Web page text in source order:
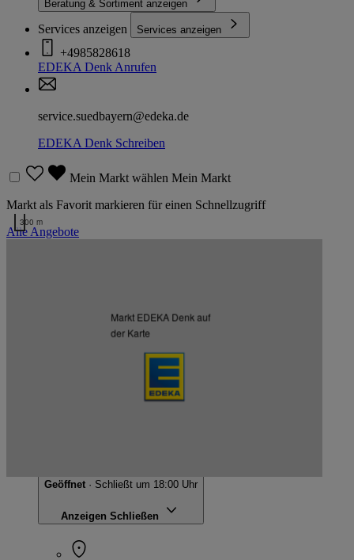
Beratung & Sortiment anzeigen
Services anzeigen Services anzeigen
+4985828618
EDEKA DenkAnrufen
service.suedbayern@edeka.de
EDEKA Denk Schreiben
Mein Markt wählen Mein Markt
Markt als Favorit markieren für einen Schnellzugriff
Alle Angebote
Markt EDEKA Denk auf
der Karte
300 m
Kartenansicht
Geöffnet · Schließt um 18:00 Uhr
Anzeigen Schließen